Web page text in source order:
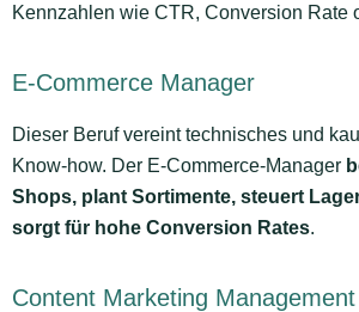
Kennzahlen wie CTR, Conversion Rate
E-Commerce Manager
Dieser Beruf vereint technisches und
Know-how. Der E-Commerce-Manager
Shops, plant Sortimente, steuert
sorgt für hohe Conversion Rates.
Content Marketing Management